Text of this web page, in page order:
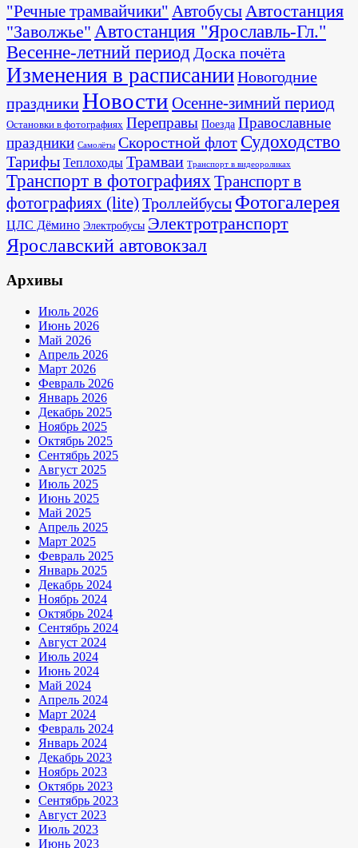
"Речные трамвайчики" АвтобусыАвтостанция
"Заволжье" Автостанция "Ярославль-Гл."
Весенне-летний период Доска почёта
Изменения в расписанииНовогодние
праздникиНовости Осенне-зимний период
Остановки в фотографиях Переправы Поезда Православные
праздники Самолёты Скоростной флот Судоходство
Тарифы Теплоходы Трамваи Транспорт в видеороликах
Транспорт в фотографияхТранспорт в
фотографиях (lite) Троллейбусы Фотогалерея
ЦЛС Дёмино Электробусы Электротранспорт
Ярославский автовокзал
Архивы
Июль 2026
Июнь 2026
Май 2026
Апрель 2026
Март 2026
Февраль 2026
Январь 2026
Декабрь 2025
Ноябрь 2025
Октябрь 2025
Сентябрь 2025
Август 2025
Июль 2025
Июнь 2025
Май 2025
Апрель 2025
Март 2025
Февраль 2025
Январь 2025
Декабрь 2024
Ноябрь 2024
Октябрь 2024
Сентябрь 2024
Август 2024
Июль 2024
Июнь 2024
Май 2024
Апрель 2024
Март 2024
Февраль 2024
Январь 2024
Декабрь 2023
Ноябрь 2023
Октябрь 2023
Сентябрь 2023
Август 2023
Июль 2023
Июнь 2023